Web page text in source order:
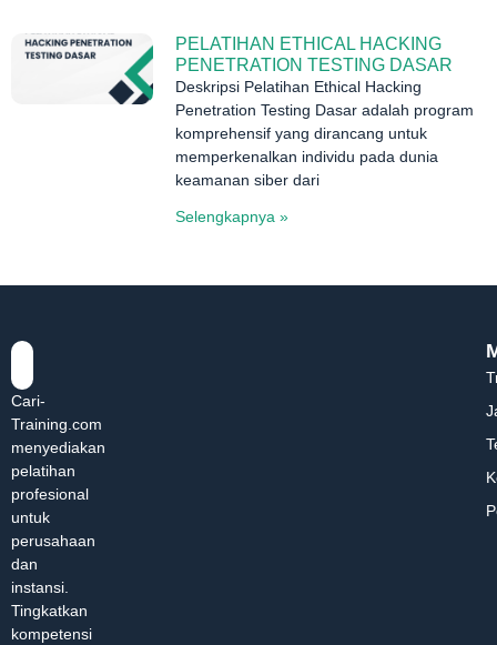
PELATIHAN ETHICAL HACKING
PENETRATION TESTING DASAR
Deskripsi Pelatihan Ethical Hacking
Penetration Testing Dasar adalah program
komprehensif yang dirancang untuk
memperkenalkan individu pada dunia
keamanan siber dari
Selengkapnya »
Cari-
Training.com
menyediakan
pelatihan
profesional
untuk
perusahaan
dan
instansi.
Tingkatkan
kompetensi